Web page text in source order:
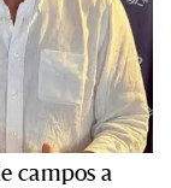
campos a